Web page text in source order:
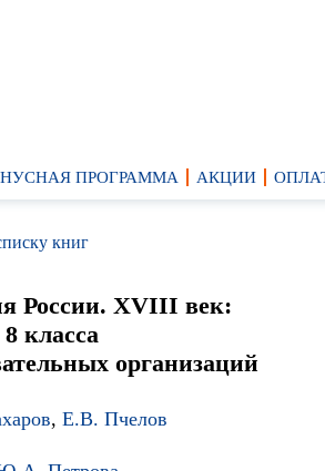
ПРОГРАММА АКЦИИ
книг
России. XVIII век:
класса
организаций
, Е.В. Пчелов